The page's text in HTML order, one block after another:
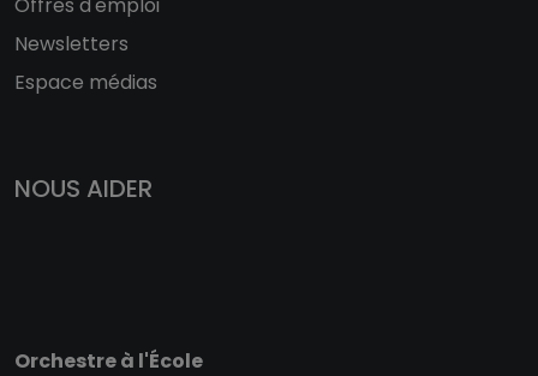
Newsletters
Espace médias
NOUS AIDER
Orchestre à l'École